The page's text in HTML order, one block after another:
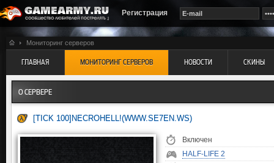
Регистрация
Мониторинг серверов
ГЛАВНАЯ МОНИТОРИНГ СЕРВЕРОВ НОВОСТИ СКИНЫ
О СЕРВЕРЕ
[TICK 100]NECROHELL!(WWW.SE7EN.WS)
Включен
HALF-LIFE 2